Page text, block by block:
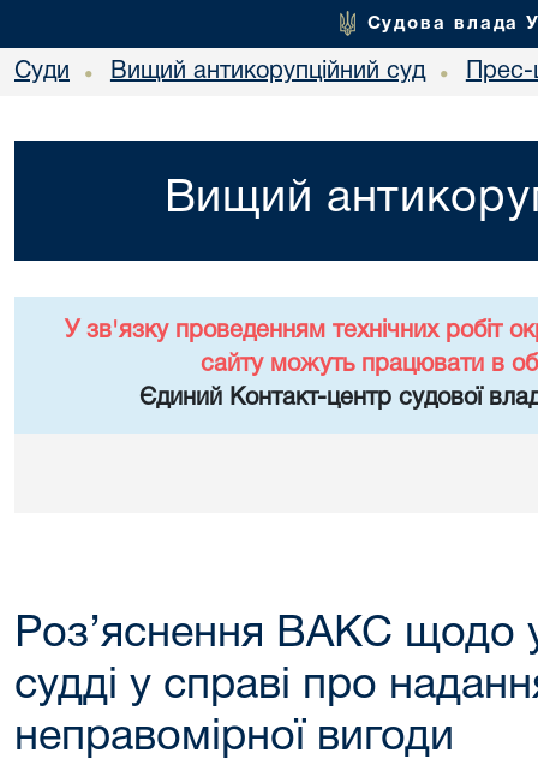
Судова влада
Суди • Вищий антикорупційний суд •
Вищий
У зв'язку проведенням технічних робіт
сайту можуть працювати в
Єдиний Контакт-центр судової
Роз’яснення ВАКС щодо
судді у справі про
неправомірної вигоди